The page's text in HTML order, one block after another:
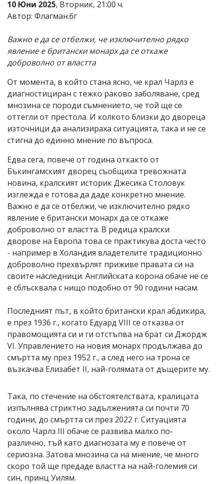
под
се
въвеждат
от
читателите
редакцията
носи
отговорност
за
Ако
откриете
за
вас
коментар,
моля
сигнализирайте
ни!
10 Юни 2025, Вторник, 21:00 ч.
Автор: Флагман.бг
Важно е да се отбелжи, че изключително рядко
явление е британски монарх да се откаже
доброволно от властта
От момента, в който стана ясно, че крал Чарлз е
диагностициран с тежко раково заболяване, сред
мнозина се породи съмнението, че той ще се
оттегли от престола. И колкото близки до двореца
източници да анализираха ситуацията, така и не се
стигна до единно мнение по въпроса.
Едва сега, повече от година откакто от
Бъкингамският дворец съобщиха тревожната
новина, кралският историк Джесика Столовук
изглежда е готова да даде конкретно мнение.
Важно е да се отбелжи, че изключително рядко
явление е британски монарх да се откаже
доброволно от властта. В редица кралски
дворове на Европа това се практикува доста често
- например в Холандия владетелите традиционно
доброволно прехвърлят приживе правата си на
своите наследници. Английската корона обаче не се
е сблъсквала с нищо подобно от 90 години насам.
Последният път, в който британски крал абдикира,
е през 1936 г., когато Едуард VIII се отказва от
правомощията си и ги отстъпва на брат си Джордж
VI. Управлението на новия монарх продължава до
смъртта му през 1952 г., а след него на трона се
възкачва Елизабет II, най-голямата от дъщерите му.
Така, по стечение на обстоятелствата, кралицата
изпълнява стриктно задълженията си почти 70
години, до смъртта си през 2022 г. Ситуацията
около Чарлз III обаче се развива малко по-
различно, тъй като диагнозата му е повече от
сериозна. Затова мнозина са на мнение, че много
скоро той ще предаде властта на най-големия си
син, принц Уилям.